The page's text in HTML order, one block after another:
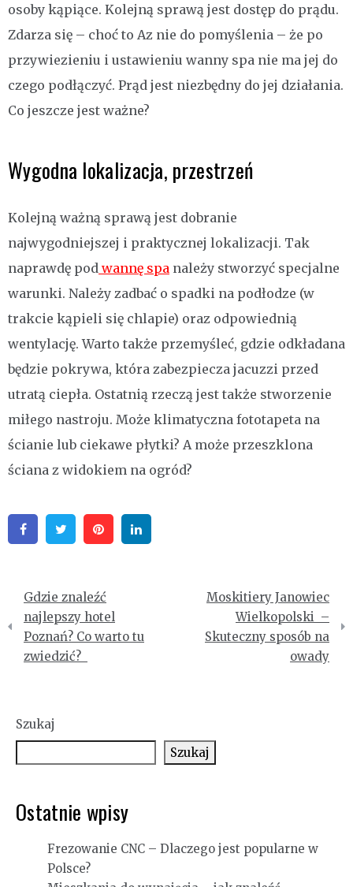
osoby kąpiące. Kolejną sprawą jest dostęp do prądu.
Zdarza się – choć to Az nie do pomyślenia – że po
przywiezieniu i ustawieniu wanny spa nie ma jej do
czego podłączyć. Prąd jest niezbędny do jej działania.
Co jeszcze jest ważne?
Wygodna lokalizacja, przestrzeń
Kolejną ważną sprawą jest dobranie
najwygodniejszej i praktycznej lokalizacji. Tak
naprawdę pod wannę spa należy stworzyć specjalne
warunki. Należy zadbać o spadki na podłodze (w
trakcie kąpieli się chlapie) oraz odpowiednią
wentylację. Warto także przemyśleć, gdzie odkładana
będzie pokrywa, która zabezpiecza jacuzzi przed
utratą ciepła. Ostatnią rzeczą jest także stworzenie
miłego nastroju. Może klimatyczna fototapeta na
ścianie lub ciekawe płytki? A może przeszklona
ściana z widokiem na ogród?
FacebookTwitter Pinterest
Nawigacja
wpisu
Gdzie znaleźć
najlepszy hotel
Poznań? Co warto tu
zwiedzić?
Moskitiery Janowiec
Wielkopolski –
Skuteczny sposób na
owady
Szukaj
Szukaj
Ostatnie wpisy
Frezowanie CNC – Dlaczego jest popularne w
Polsce?